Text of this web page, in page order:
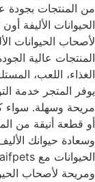
من المنتجات بجودة
لأصحاب الحيوانات
المنتجات عالية
الغذاء، اللعب،
يوفر المتجر خدمة
مريحة وسهلة. سواء
وسعادة حيوانك
ومريحة لأصحاب